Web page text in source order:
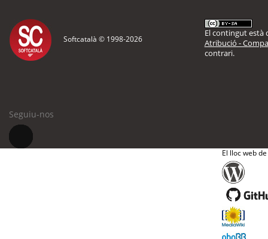
Softcatalà © 1998-2026
El contingut està
Atribució -
contrari.
Seguiu-nos
El lloc web